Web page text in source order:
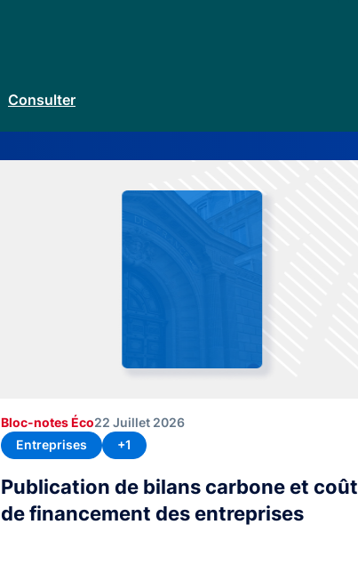
Consulter
Publication de bilans carbone et coût
de financement des entreprises
Bloc-notes Éco22 Juillet 2026
Entreprises
+1